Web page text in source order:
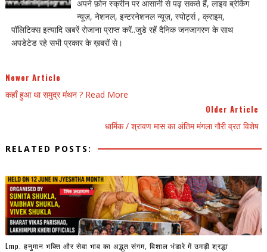
अपने फ़ोन स्क्रीन पर आसानी से पढ़ सकते हैं, लाइव ब्रेकिंग
न्यूज़, नेशनल, इन्टरनेशनल न्यूज़, स्पोर्ट्स , क्राइम,
पॉलिटिक्स इत्यादि खबरें रोजाना प्राप्त करें..जुडे रहें दैनिक जनजागरण के साथ
अपडेटेड रहे सभी प्रकार के ख़बरों से।
Newer Article
कहाँ हुआ था समुद्र मंथन ? Read More
Older Article
धार्मिक / श्रावण मास का अंतिम मंगला गौरी व्रत विशेष
RELATED POSTS:
Lmp. हनुमान भक्ति और सेवा भाव का अद्भुत संगम, विशाल भंडारे में उमड़ी श्रद्धा